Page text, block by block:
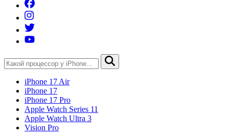
iPhone 17 Air
iPhone 17
iPhone 17 Pro
Apple Watch Series 11
Apple Watch Ultra 3
Vision Pro